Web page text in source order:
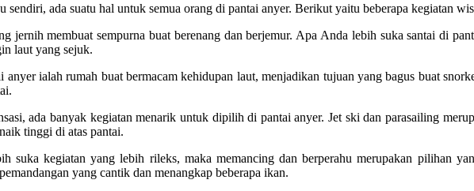
sendiri, ada suatu hal untuk semua orang di pantai anyer. Berikut yaitu beberapa kegiatan
jernih membuat sempurna buat berenang dan berjemur. Apa Anda lebih suka santai di
laut yang sejuk.
anyer ialah rumah buat bermacam kehidupan laut, menjadikan tujuan yang bagus buat
ada banyak kegiatan menarik untuk dipilih di pantai anyer. Jet ski dan parasailing
tinggi di atas pantai.
suka kegiatan yang lebih rileks, maka memancing dan berperahu merupakan pilihan
yang cantik dan menangkap beberapa ikan.